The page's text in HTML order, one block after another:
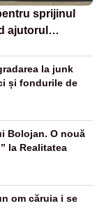
sprijinul
ajutorul
la junk
și fondurile de
Bolojan. O nouă
la Realitatea
om căruia i se